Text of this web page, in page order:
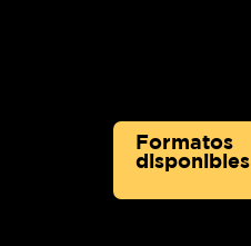
Formatos
disponibles